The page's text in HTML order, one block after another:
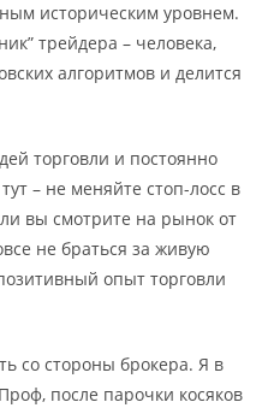
историческим уровнем.
трейдера – человека,
алгоритмов и делится
торговли и постоянно
– не меняйте стоп-лосс в
вы смотрите на рынок от
не браться за живую
опыт торговли
со стороны брокера. Я в
после парочки косяков